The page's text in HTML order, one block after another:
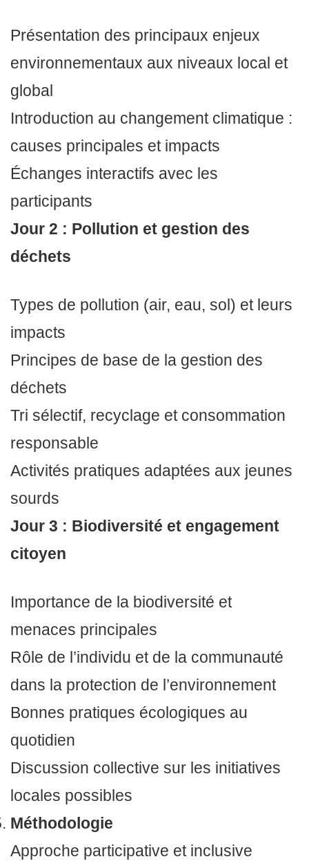
Présentation des principaux enjeux
environnementaux aux niveaux local et
global
Introduction au changement climatique :
causes principales et impacts
Échanges interactifs avec les
participants
Jour 2 : Pollution et gestion des
déchets
Types de pollution (air, eau, sol) et leurs
impacts
Principes de base de la gestion des
déchets
Tri sélectif, recyclage et consommation
responsable
Activités pratiques adaptées aux jeunes
sourds
Jour 3 : Biodiversité et engagement
citoyen
Importance de la biodiversité et
menaces principales
Rôle de l’individu et de la communauté
dans la protection de l’environnement
Bonnes pratiques écologiques au
quotidien
Discussion collective sur les initiatives
locales possibles
Méthodologie
Approche participative et inclusive